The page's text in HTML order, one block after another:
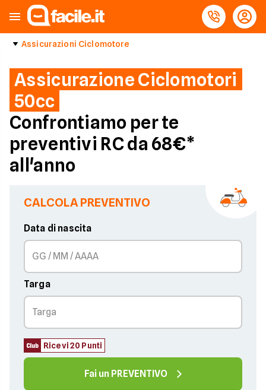
Assicurazioni Ciclomotore
Assicurazione Ciclomotori
50cc
Confrontiamo per te
preventivi RC da 68€*
all'anno
CALCOLA PREVENTIVO
Data di nascita
Targa
Ricevi 20 Punti
Fai un PREVENTIVO